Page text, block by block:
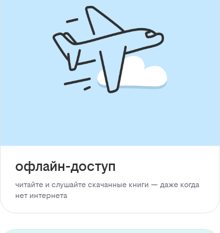
офлайн-доступ
читайте и слушайте скачанные книги — даже когда
нет интернета